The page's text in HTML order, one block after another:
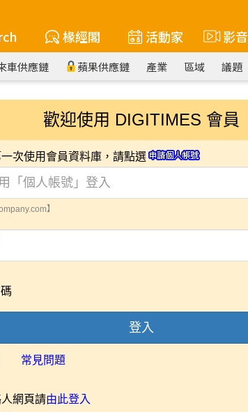
椽經閣 活動家 影音
車供應鏈 蘋果供應鏈 產業 區域 議題
歡迎使用 DIGITIMES 會員
次使用會員資料庫，請點選
】
登入
常見問題
網頁請由此登入